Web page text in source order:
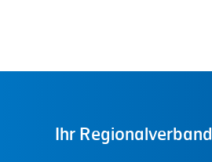
Ihr Regionalverband